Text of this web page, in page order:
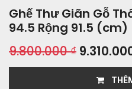
Ghế Thư Giãn Gỗ
94.5 Rộng 91.5 (cm)
9.800.000₫
THÊM